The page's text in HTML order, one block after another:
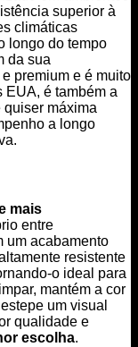
superior à
climáticas
longo do tempo
da sua
premium e é muito
EUA, é também a
máxima
a longo
mais
entre
um acabamento
resistente
o ideal para
mantém a cor
um visual
qualidade e
escolha.